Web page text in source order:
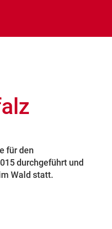
für den
durchgeführt und
Wald statt.